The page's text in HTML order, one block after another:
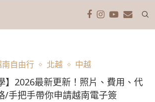
南自由行 北越 中越
】2026最新更新！照片、費用、代
/手把手帶你申請越南電子簽